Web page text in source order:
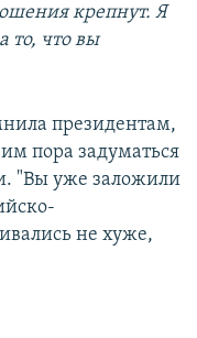
крепнут. Я
то, что вы
президентам,
пора задуматься
"Вы уже заложили
не хуже,